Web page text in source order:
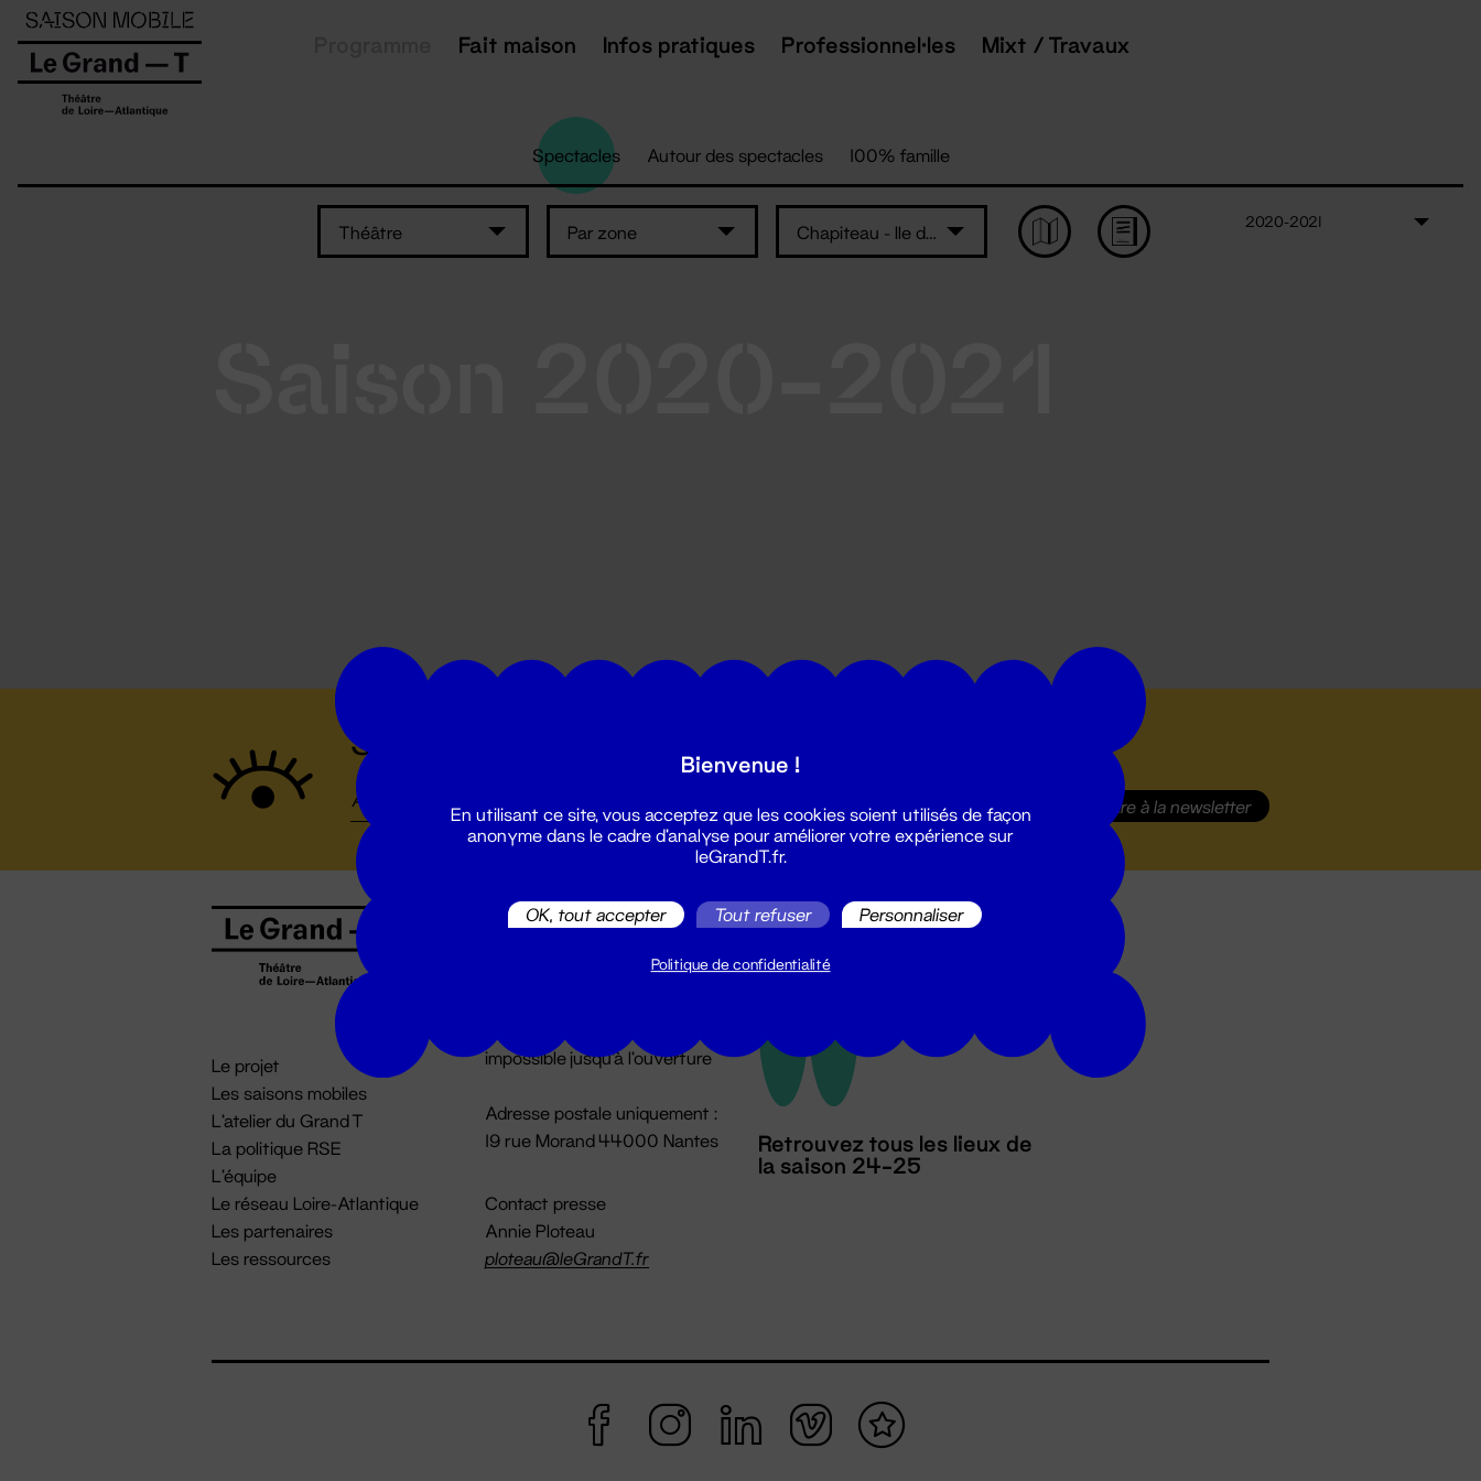
Fait maison Infos pratiques Professionnel·les Mixt / Travaux
Spectacles Autour des spectacles 100% famille
Théâtre Par zone Chapiteau - Ile de Nantes
2020-2021
Suivez toutes les actualités du Grand T :
S'inscrire à la newsletter
Le projet
Les saisons mobiles
L'atelier du Grand T
La politique RSE
L'équipe
Le réseau Loire-Atlantique
Les partenaires
Les ressources
Billetterie
billetterie@leGrandT.fr
impossible jusqu'à l'ouverture
Adresse postale uniquement :
19 rue Morand 44000 Nantes
Contact presse
Annie Ploteau
ploteau@leGrandT.fr
Retrouvez tous les lieux de
la saison 24-25
Panneau de gestion des cookies
Bienvenue !
En utilisant ce site, vous acceptez que les cookies soient utilisés de façon
anonyme dans le cadre d'analyse pour améliorer votre expérience sur
leGrandT.fr.
OK, tout accepter Tout refuser Personnaliser
Politique de confidentialité